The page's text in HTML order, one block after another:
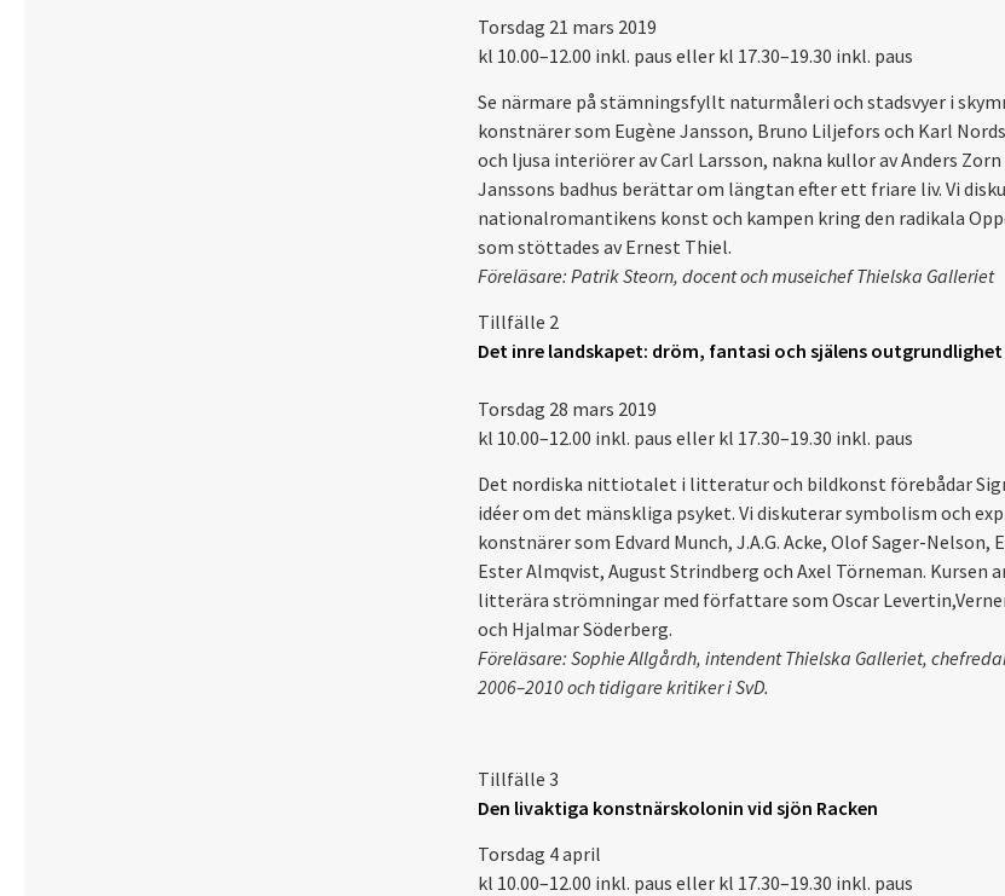
Torsdag 21 mars 2019
kl 10.00–12.00 inkl. paus eller kl 17.30–19.30 inkl. paus
Se närmare på stämningsfyllt naturmåleri och stadsvyer i
konstnärer som Eugène Jansson, Bruno Liljefors och Karl
och ljusa interiörer av Carl Larsson, nakna kullor av Anders Zorn
Janssons badhus berättar om längtan efter ett friare liv. Vi
nationalromantikens konst och kampen kring den radikala
som stöttades av Ernest Thiel.
Föreläsare: Patrik Steorn, docent och museichef Thielska Galleriet
Tillfälle 2
Det inre landskapet: dröm, fantasi och själens outgrundlighet
Torsdag 28 mars 2019
kl 10.00–12.00 inkl. paus eller kl 17.30–19.30 inkl. paus
Det nordiska nittiotalet i litteratur och bildkonst förebådar
idéer om det mänskliga psyket. Vi diskuterar symbolism och
konstnärer som Edvard Munch, J.A.G. Acke, Olof Sager-Nelson,
Ester Almqvist, August Strindberg och Axel Törneman. Kursen
litterära strömningar med författare som Oscar
och Hjalmar Söderberg.
Föreläsare: Sophie Allgårdh, intendentThielska Galleriet,
2006–2010 och tidigare kritiker i SvD.
Tillfälle 3
Den livaktiga konstnärskolonin vid sjön Racken
Torsdag 4 april
kl 10.00–12.00 inkl. paus eller kl 17.30–19.30 inkl. paus